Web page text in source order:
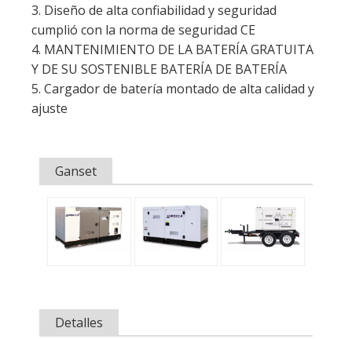
3. Diseño de alta confiabilidad y seguridad
cumplió con la norma de seguridad CE
4. MANTENIMIENTO DE LA BATERÍA GRATUITA
Y DE SU SOSTENIBLE BATERÍA DE BATERÍA
5. Cargador de batería montado de alta calidad y
ajuste
Ganset
Detalles